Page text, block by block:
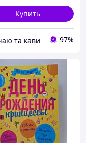
Купить
та кави 97%